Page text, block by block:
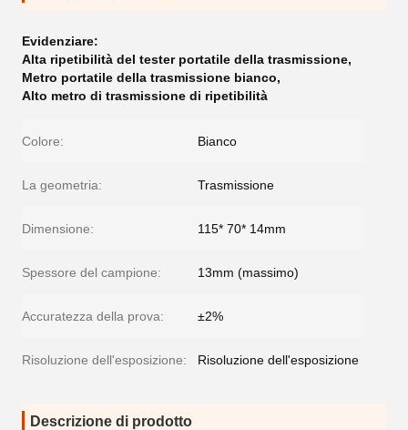
Evidenziare:
Alta ripetibilità del tester portatile della trasmissione,
Metro portatile della trasmissione bianco,
Alto metro di trasmissione di ripetibilità
Colore: Bianco
La geometria: Trasmissione
Dimensione: 115* 70* 14mm
Spessore del campione: 13mm (massimo)
Accuratezza della prova: ±2%
Risoluzione dell'esposizione: Risoluzione dell'esposizione
Descrizione di prodotto